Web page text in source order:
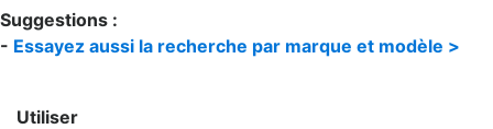
Suggestions :
- Essayez aussi la recherche par marque et modèle >
Utiliser